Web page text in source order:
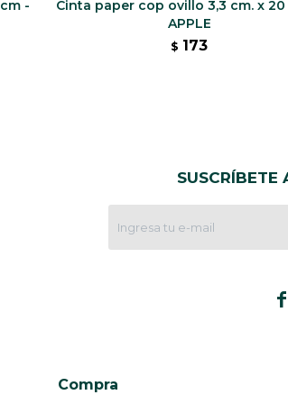
-
Cinta paper cop ovillo 3,3 cm. x
APPLE
$ 173
SUSCRÍBETE

Compra